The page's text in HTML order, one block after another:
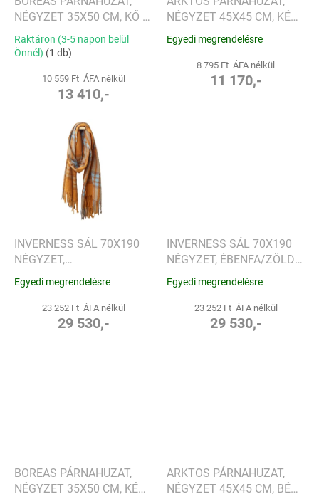
NÉGYZET 35X50 CM, KŐ -
SANDER
Raktáron (3-5 napon belül
Önnél) (1 db)
10 559 Ft ÁFA nélkül
13 410,-
NÉGYZET 45X45 CM, KÉK
RÓKA - SANDER
Egyedi megrendelésre
8 795 Ft ÁFA nélkül
11 170,-
INVERNESS SÁL 70X190
NÉGYZET,
NARANCSSÁRGA/KÉK -
SANDER
Egyedi megrendelésre
23 252 Ft ÁFA nélkül
29 530,-
INVERNESS SÁL 70X190
NÉGYZET, ÉBENFA/ZÖLD -
SANDER
Egyedi megrendelésre
23 252 Ft ÁFA nélkül
29 530,-
BOREAS PÁRNAHUZAT,
NÉGYZET 35X50 CM, KÉK
ARKTOS PÁRNAHUZAT,
NÉGYZET 45X45 CM, BÉZS